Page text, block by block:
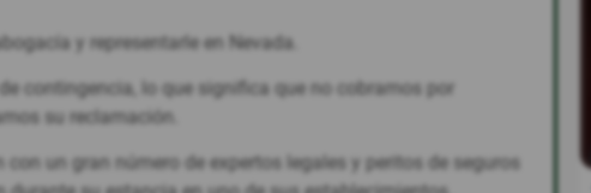
y representarle en Nevada.
contingencia, lo que significa que no cobramos por
su reclamación.
un gran número de expertos legales y peritos de seguros